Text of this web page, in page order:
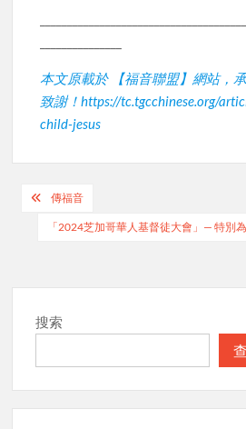
本文原載於 【福音聯盟】網站，
致謝！https://tc.tgcchinese.org/
child-jesus
Post
navigation
傳福音
「2024芝加哥華人基督徒大會」— 特別
搜索